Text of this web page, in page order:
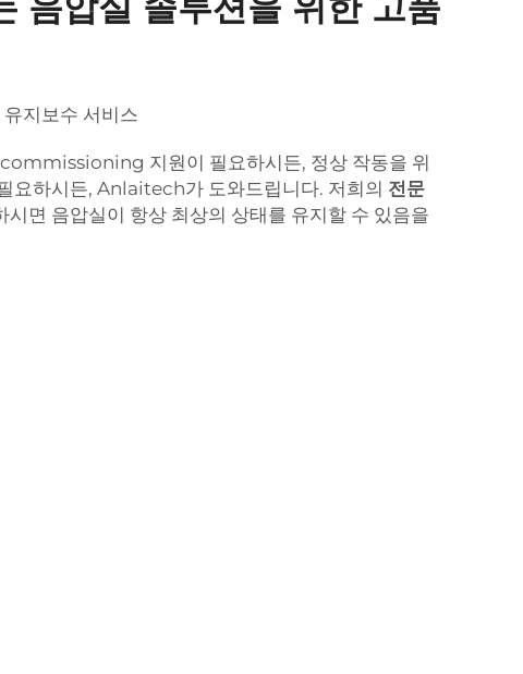
지보수 서비스
지원이 필요하시든, 정상 작동을 위
요하시든, Anlaitech가 도와드립니다. 저희의 전문
시면 음압실이 항상 최상의 상태를 유지할 수 있음을